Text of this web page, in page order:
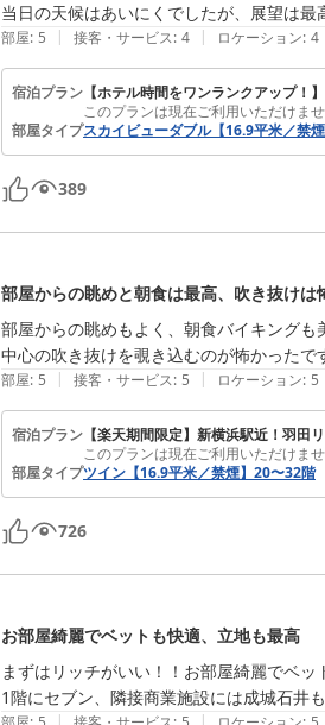
当日の天候はあいにくでしたが、展望は最
部屋: 5 | 接客・サービス: 4 | ロケーション: 4
宿泊プラン 【ホテル時間をワンランクアップ！
このプランは現在ご利用いただけま
部屋タイプスカイビューダブル【16.9平米／禁
389
部屋からの眺めと朝食は最高、吹き抜けは
部屋からの眺めもよく、朝食バイキングも
中心の吹き抜けを覗き込むのが怖かったで
部屋: 5 | 接客・サービス: 5 | ロケーション: 5
宿泊プラン 【楽天期間限定】新横浜駅近！羽田
このプランは現在ご利用いただけま
部屋タイプツイン【16.9平米／禁煙】20〜32階
726
お部屋綺麗でベットも快適、立地も最高
まずはリッチがいい！！お部屋綺麗でベッ
1階にセブン、隣接商業施設には成城石井
| |